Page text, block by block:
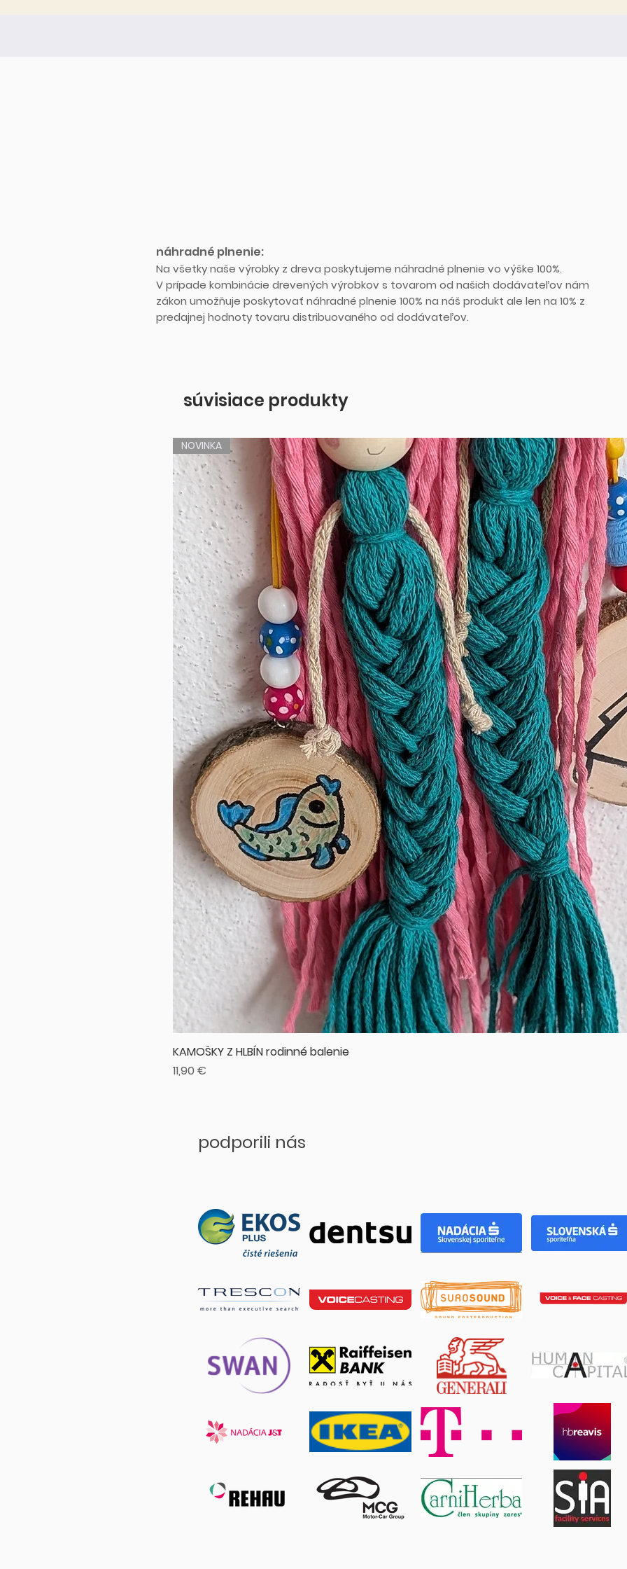
náhradné plnenie:
Na všetky naše výrobky z dreva poskytujeme náhradné plnenie vo výške 100%.
V prípade kombinácie drevených výrobkov s tovarom od našich dodávateľov nám
zákon umožňuje poskytovať náhradné plnenie 100% na náš produkt ale len na 10% z
predajnej hodnoty tovaru distribuovaného od dodávateľov.
súvisiace produkty
NOVINKA
KAMOŠKY Z HLBÍN rodinné balenie
Cena
11,90 €
podporili nás